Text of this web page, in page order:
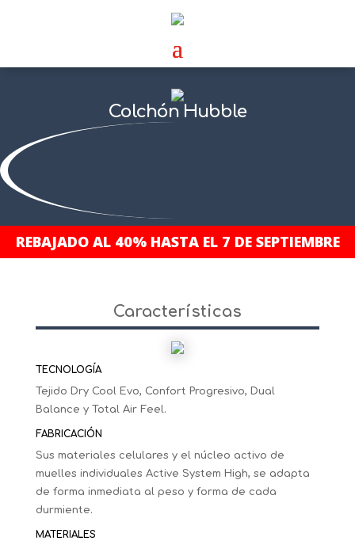
Colchón Hubble
REBAJADO AL 40% HASTA EL 7 DE SEPTIEMBRE
Características
TECNOLOGÍA
Tejido Dry Cool Evo, Confort Progresivo, Dual
Balance y Total Air Feel.
FABRICACIÓN
Sus materiales celulares y el núcleo activo de
muelles individuales Active System High, se adapta
de forma inmediata al peso y forma de cada
durmiente.
MATERIALES